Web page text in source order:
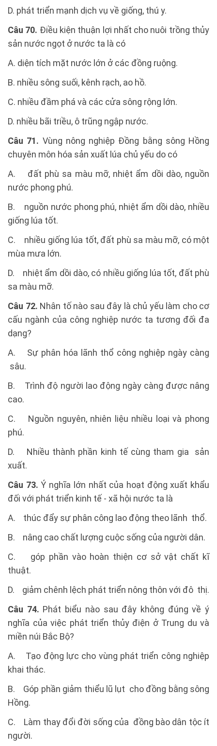
D. phát triển mạnh dịch vụ về giống, thú y.
Câu 70. Điều kiện thuận lợi nhất cho nuôi trồng thủy
sản nước ngọt ở nước ta là có
A. diện tích mặt nước lớn ở các đồng ruộng.
B. nhiều sông suối, kênh rạch, ao hồ.
C. nhiều đầm phá và các cửa sông rộng lớn.
D. nhiều bãi triều, ô trũng ngập nước.
Câu 71. Vùng nông nghiệp Đồng bằng sông Hồng
chuyên môn hóa sản xuất lúa chủ yếu do có
A. đất phù sa màu mỡ, nhiệt ẩm dồi dào, nguồn
nước phong phú.
B. nguồn nước phong phú, nhiệt ẩm dồi dào, nhiều
giống lúa tốt.
C. nhiều giống lúa tốt, đất phù sa màu mỡ, có một
mùa mưa lớn.
D. nhiệt ẩm dồi dào, có nhiều giống lúa tốt, đất phù
sa màu mỡ.
Câu 72. Nhân tố nào sau đây là chủ yếu làm cho cơ
cấu ngành của công nghiệp nước ta tương đối đa
dạng?
A. Sự phân hóa lãnh thổ công nghiệp ngày càng
sâu.
B. Trình độ người lao động ngày càng được nâng
cao.
C. Nguồn nguyên, nhiên liệu nhiều loại và phong
phú.
D. Nhiều thành phần kinh tế cùng tham gia sản
xuất.
Câu 73. Ý nghĩa lớn nhất của hoạt động xuất khẩu
đối với phát triển kinh tế - xã hội nước ta là
A. thúc đẩy sự phân công lao động theo lãnh thổ.
B. nâng cao chất lượng cuộc sống của người dân.
C. góp phần vào hoàn thiện cơ sở vật chất kĩ
thuật.
D. giảm chênh lệch phát triển nông thôn với đô thị.
Câu 74. Phát biểu nào sau đây không đúng về ý
nghĩa của việc phát triển thủy điện ở Trung du và
miền núi Bắc Bộ?
A. Tạo động lực cho vùng phát triển công nghiệp
khai thác.
B. Góp phần giảm thiểu lũ lụt cho đồng bằng sông
Hồng.
C. Làm thay đổi đời sống của đồng bào dân tộc ít
người.